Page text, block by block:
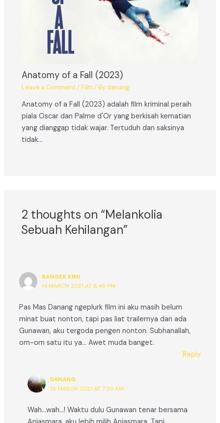
Anatomy of a Fall (2023)
Leave a Comment/Film / By danang
Anatomy of a Fall (2023) adalah film kriminal peraih
piala Oscar dan Palme d'Or yang berkisah kematian
yang dianggap tidak wajar. Tertuduh dan saksinya
tidak…
2 thoughts on “Melankolia
Sebuah Kehilangan”
RANGER KIMI
14 MARCH 2021 AT 8:49 PM
Pas Mas Danang ngeplurk film ini aku masih belum
minat buat nonton, tapi pas liat trailernya dan ada
Gunawan, aku tergoda pengen nonton. Subhanallah,
om-om satu itu ya… Awet muda banget.
Reply
DANANG
15 MARCH 2021 AT 7:30 AM
Wah…wah…! Waktu dulu Gunawan tenar bersama